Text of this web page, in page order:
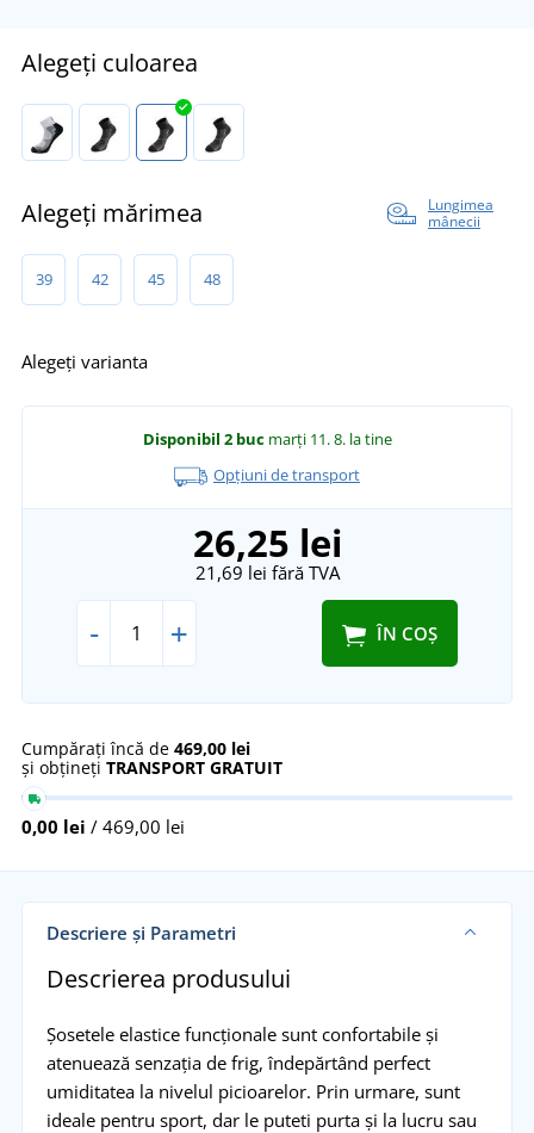
Alegeți culoarea
Alegeți mărimea
Lungimea
mânecii
39 42 45 48
Alegeți varianta
Disponibil 2 buc marți 11. 8. la tine
Opțiuni de transport
26,25 lei
21,69 lei fără TVA
- + ÎN COȘ
Cumpărați încă de 469,00 lei
și obțineți TRANSPORT GRATUIT
0,00 lei / 469,00 lei
Descriere și Parametri
Descrierea produsului
Șosetele elastice funcționale sunt confortabile și
atenuează senzația de frig, îndepărtând perfect
umiditatea la nivelul picioarelor. Prin urmare, sunt
ideale pentru sport, dar le puteti purta și la lucru sau